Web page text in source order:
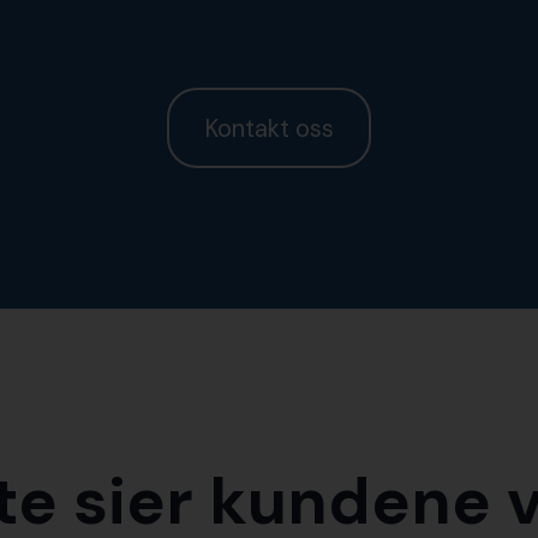
Kontakt oss
sier kundene